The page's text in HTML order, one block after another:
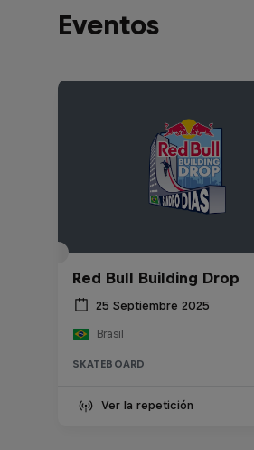
Eventos
Red Bull Building Drop
25 Septiembre 2025
Brasil
SKATEBOARD
Ver la repetición